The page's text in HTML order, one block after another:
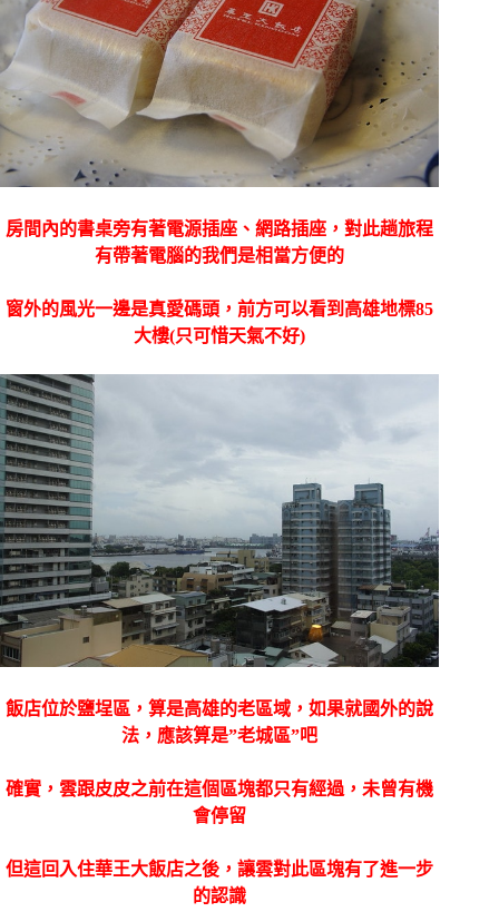
房間內的書桌旁有著電源插座、網路插座，對此趟旅程
有帶著電腦的我們是相當方便的
窗外的風光一邊是真愛碼頭，前方可以看到高雄地標85
大樓(只可惜天氣不好)
飯店位於鹽埕區，算是高雄的老區域，如果就國外的說
法，應該算是”老城區”吧
確實，雲跟皮皮之前在這個區塊都只有經過，未曾有機
會停留
但這回入住華王大飯店之後，讓雲對此區塊有了進一步
的認識